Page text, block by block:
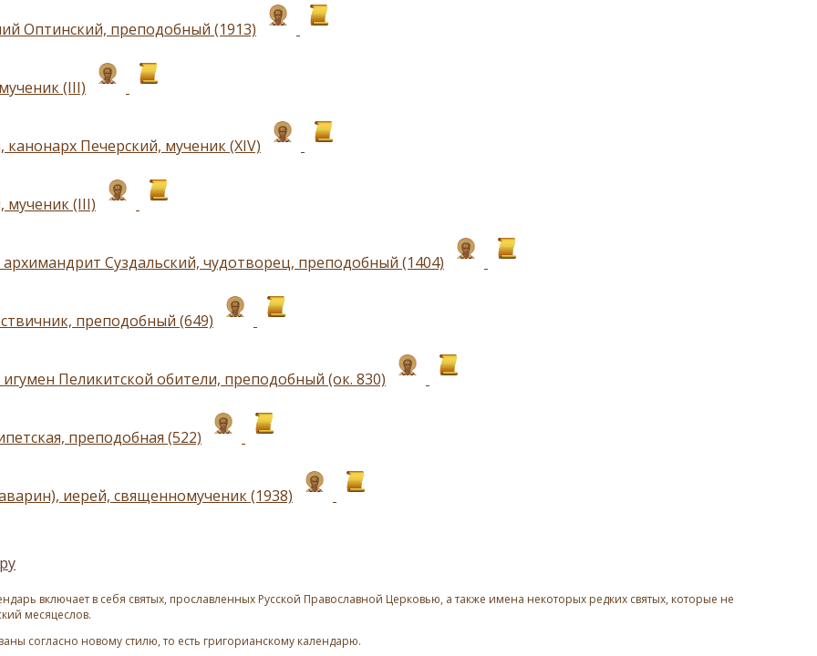
Оптинский, преподобный (1913)
(III)
канонарх Печерский, мученик (XIV)
мученик (III)
Суздальский, чудотворец, преподобный (1404)
преподобный (649)
Пеликитской обители, преподобный (ок. 830)
преподобная (522)
иерей, священномученик (1938)
включает в себя святых, прославленных Русской Православной Церковью, а также имена некоторых редких святых, которые не
месяцеслов.
согласно новому стилю, то есть григорианскому календарю.